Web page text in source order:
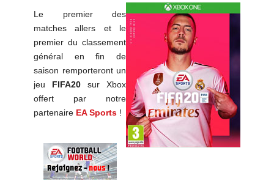
Le premier des
matches allers et le
premier du classement
général en fin de
saison remporteront un
jeu FIFA20 sur Xbox
offert par notre
partenaire EA Sports !